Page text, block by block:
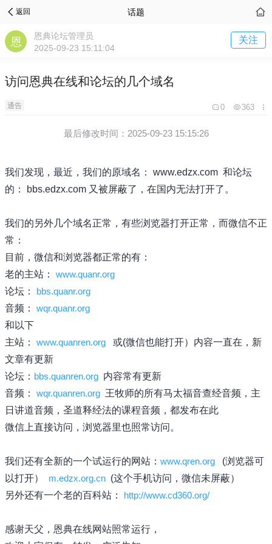
返回 话题
恩典论坛管理员
2025-09-23 15:11:04
关注
访问恩典在线和论坛的几个域名
通告 0 363
最后修改时间：2025-09-23 15:15:26
我们发现，最近，我们的原域名： www.edzx.com 和论坛
的： bbs.edzx.com 又被屏蔽了，在国内无法打开了。
我们的另外几个域名正常，有些浏览器打开正常，而微信不正
常：
目前，微信和浏览器都正常的有：
老的主站： www.quanr.org
论坛： bbs.quanr.org
音频： wqr.quanr.org
和以下
主站： www.quanren.org 或(微信也能打开）内容一直在，新
文章有更新
论坛： bbs.quanren.org 内容常有更新
音频： wqr.quanren.org 王牧师的所有马太福音查经音频，主
日讲道音频，圣道释经法的课程音频，都发布在此
微信上直接访问，浏览器里也照常访问。
我们还有全新的一个试运行的网站： www.qren.org (浏览器可
以打开） m.edzx.org.cn (这个手机访问，微信未屏蔽）
另外还有一个老的百科站： http://www.cd360.org/
感谢天父，恩典在线网站照常运行，